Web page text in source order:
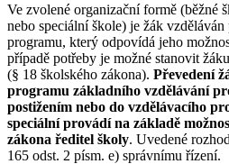
Ve zvolené organizační formě (běžné
nebo speciální škole) je žák
programu, který odpovídá jeho
případě potřeby je možné stanovit
(§ 18 školského zákona). Převedení
programu základního vzdělávání
postižením nebo do vzdělávacího
speciální provádí na základě
zákona ředitel školy. Uvedené
165 odst. 2 písm. e) správnímu řízení.